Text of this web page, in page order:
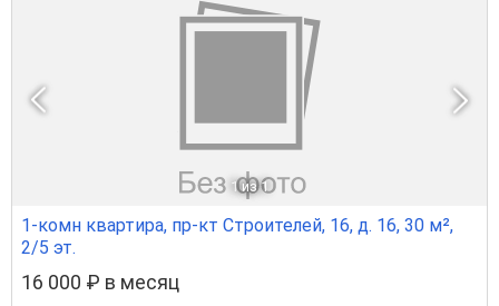
1 из 1
1-комн квартира, пр-кт Строителей, 16, д. 16, 30 м²,
2/5 эт.
16 000 ₽ в месяц